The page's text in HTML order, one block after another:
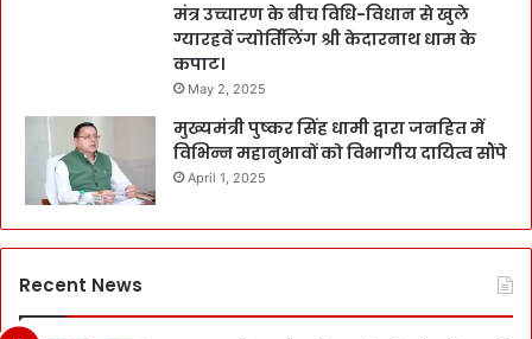
मंत्र उच्चारण के बीच विधि-विधान से खुले
ग्यारहवें ज्योर्तिलिंग श्री केदारनाथ धाम के
कपाट।
May 2, 2025
मुख्यमंत्री पुष्कर सिंह धामी द्वारा जनहित में
विभिन्न महानुभावों को विभागीय दायित्व सौंपे
April 1, 2025
Recent News